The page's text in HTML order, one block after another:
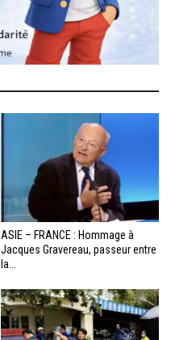
ASIE – FRANCE : Hommage à
Jacques Gravereau, passeur entre
la...